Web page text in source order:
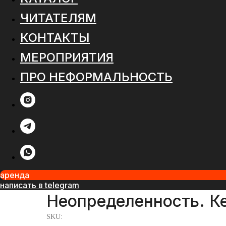
ЧИТАТЕЛЯМ
КОНТАКТЫ
МЕРОПРИЯТИЯ
ПРО НЕФОРМАЛЬНОСТЬ
аренда
написать в telegram
Неопределенность.
SKU: